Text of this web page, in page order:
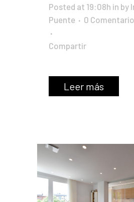
Posted at 19:08h in by
Puente
0
Compartir
Leer más